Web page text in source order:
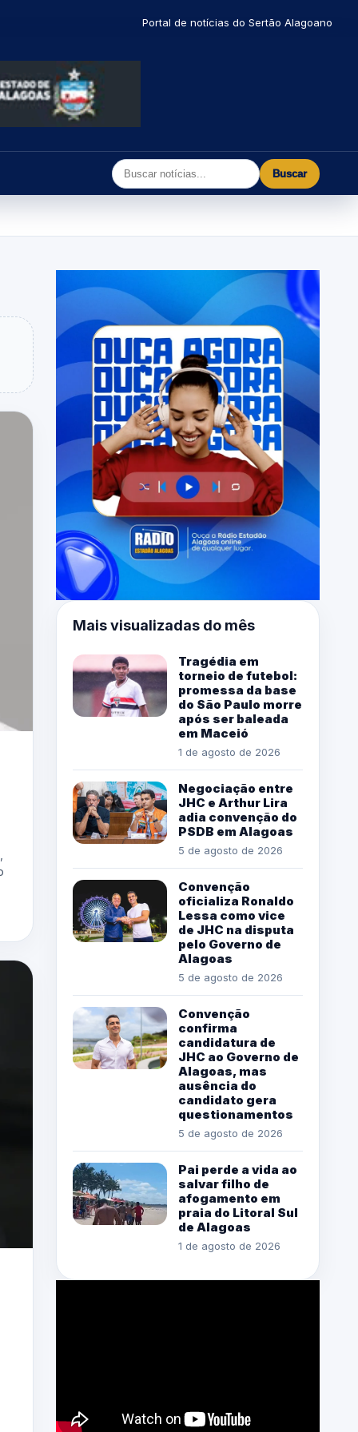
Portal de notícias do Sertão Alagoano
Buscar
Mais visualizadas do mês
Tragédia em
torneio de futebol:
promessa da base
do São Paulo morre
após ser baleada
em Maceió
1 de agosto de 2026
Negociação entre
JHC e Arthur Lira
adia convenção do
PSDB em Alagoas
5 de agosto de 2026
Convenção
oficializa Ronaldo
Lessa como vice
de JHC na disputa
pelo Governo de
Alagoas
5 de agosto de 2026
Convenção
confirma
candidatura de
JHC ao Governo de
Alagoas, mas
ausência do
candidato gera
questionamentos
5 de agosto de 2026
Pai perde a vida ao
salvar filho de
afogamento em
praia do Litoral Sul
de Alagoas
1 de agosto de 2026